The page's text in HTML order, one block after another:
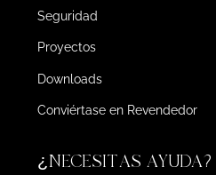
Seguridad
Proyectos
Downloads
Conviértase en Revendedor
¿NECESITAS AYUDA?